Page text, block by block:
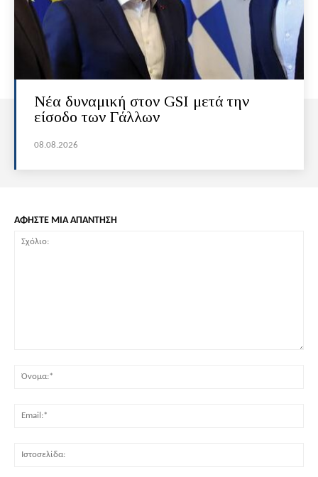
Νέα δυναμική στον GSI μετά την
είσοδο των Γάλλων
08.08.2026
ΑΦΗΣΤΕ ΜΙΑ ΑΠΑΝΤΗΣΗ